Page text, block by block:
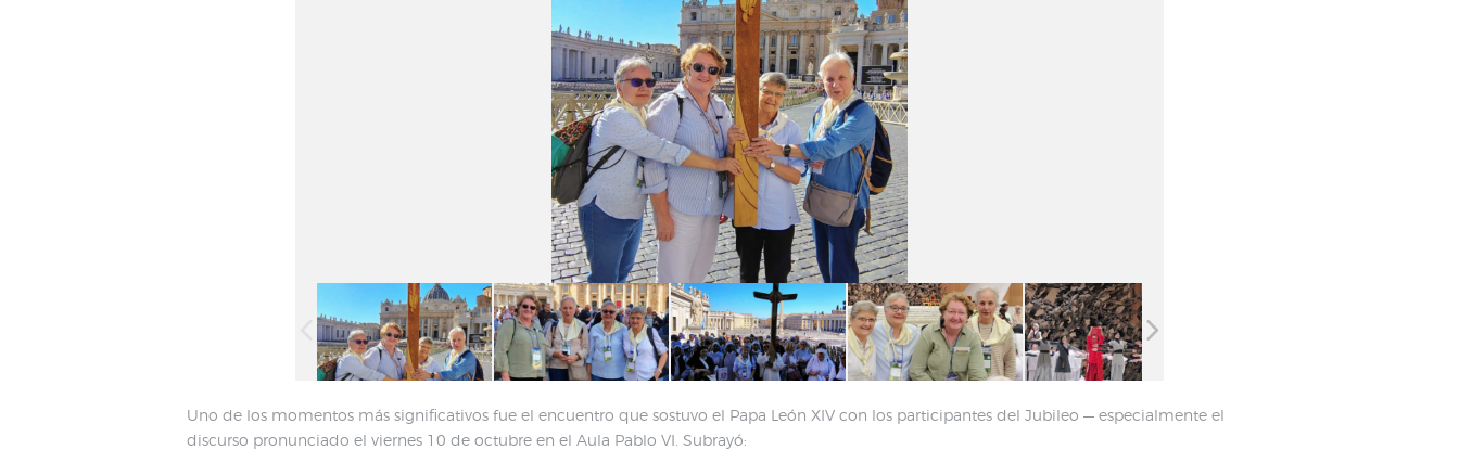
Uno de los momentos más significativos fue el encuentro que sostuvo el Papa León XIV con los participantes del Jubileo — especialmente el
discurso pronunciado el viernes 10 de octubre en el Aula Pablo VI. Subrayó: